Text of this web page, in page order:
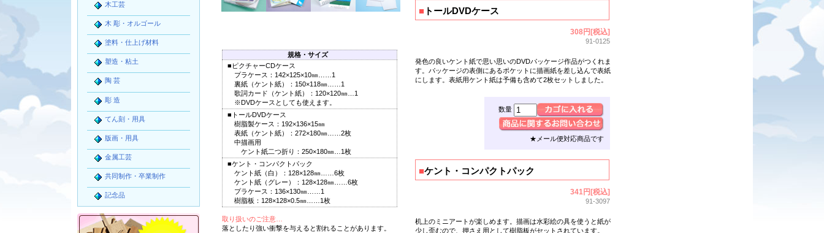
■ トールDVDケース
308円[税込]
91-0125
発色の良いケント紙で思い思いのDVDパッケージ作品がつくれま
す。パッケージの表側にあるポケットに描画紙を差し込んで表紙
にします。表紙用ケント紙は予備も含めて2枚セットしました。
数量
★メール便対応商品です
■ケント・コンパクトパック
341円[税込]
91-3097
机上のミニアートが楽しめます。描画は水彩絵の具を使うと紙が
少し歪むので、押さえ用として樹脂板がセットされています。
規格・サイズ
■ピクチャーCDケース
プラケース：142×125×10㎜……1
裏紙（ケント紙）：150×118㎜……1
歌詞カード（ケント紙）：120×120㎜…1
※DVDケースとしても使えます。
■トールDVDケース
樹脂製ケース：192×136×15㎜
表紙（ケント紙）：272×180㎜……2枚
中描画用
ケント紙二つ折り：250×180㎜…1枚
■ケント・コンパクトパック
ケント紙（白）：128×128㎜……6枚
ケント紙（グレー）：128×128㎜……6枚
プラケース：136×130㎜……1
樹脂板：128×128×0.5㎜……1枚
取り扱いのご注意…
落としたり強い衝撃を与えると割れることがあります。
木工芸
木 彫・オルゴール
塗料・仕上げ材料
塑造・粘土
陶 芸
彫 造
てん刻・用具
版画・用具
金属工芸
共同制作・卒業制作
記念品